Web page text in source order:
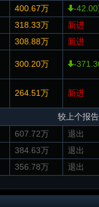
400.67万
-
318.33万
新进
308.88万 新进
300.20万 -
264.51万 新进
较上个报
607.72万
退出
384.63万
退出
356.78万 退出